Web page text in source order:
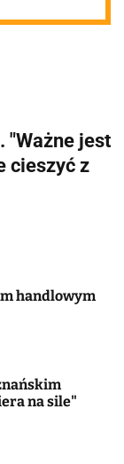
"Ważne jest
cieszyć z
handlowym
na sile"